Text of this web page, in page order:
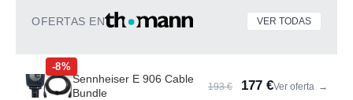
OFERTAS EN VER TODAS
-8%
Sennheiser E 906 Cable
Bundle
193 € 177 €Ver oferta →